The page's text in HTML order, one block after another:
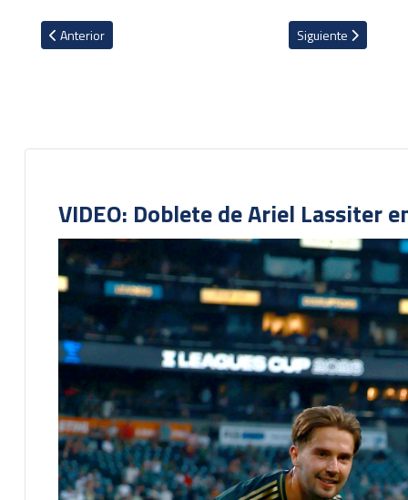
Artículo anterior: Juan Pablo Vargas y Millonarios se traen
Anterior Artículo siguiente:
Siguiente
VIDEO: Doblete de Ariel Lassiter